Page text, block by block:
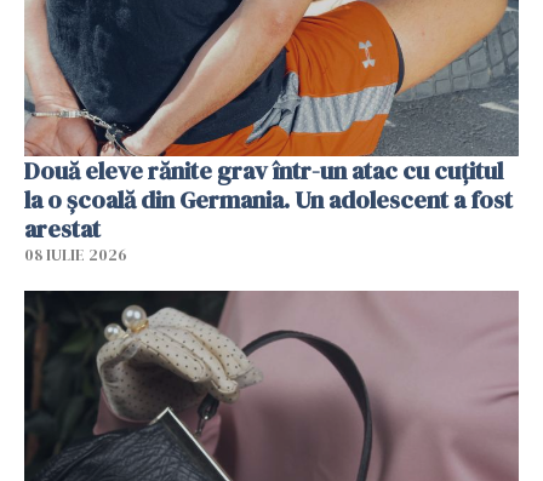
Două eleve rănite grav într-un atac cu cuțitul
la o școală din Germania. Un adolescent a fost
arestat
08 IULIE 2026